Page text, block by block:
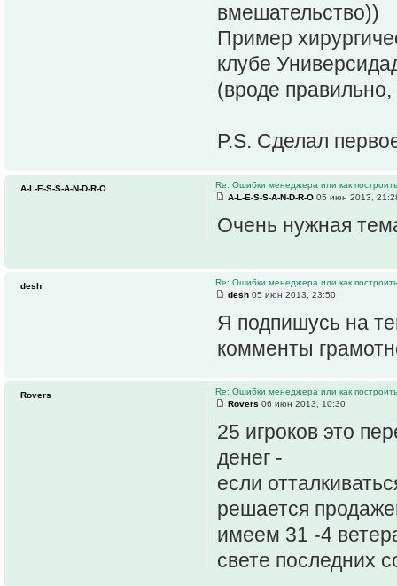
вмешательство))
Пример
клубе
(вроде
P.S. Сделал
Re: Ошибки менеджера или как построить
A-L-E-S-S-A-N-D-R-O 05 июн 2013,
Очень нужная
A-L-E-S-S-A-N-D-R-O
Re: Ошибки менеджера или как построить
desh 05 июн 2013, 23:50
Я подпишусь на
комменты
desh
Re: Ошибки менеджера или как построить
Rovers 06 июн 2013, 10:30
25 игроков это
денег -
если
решается
имеем 31 -4
свете последних
Rovers